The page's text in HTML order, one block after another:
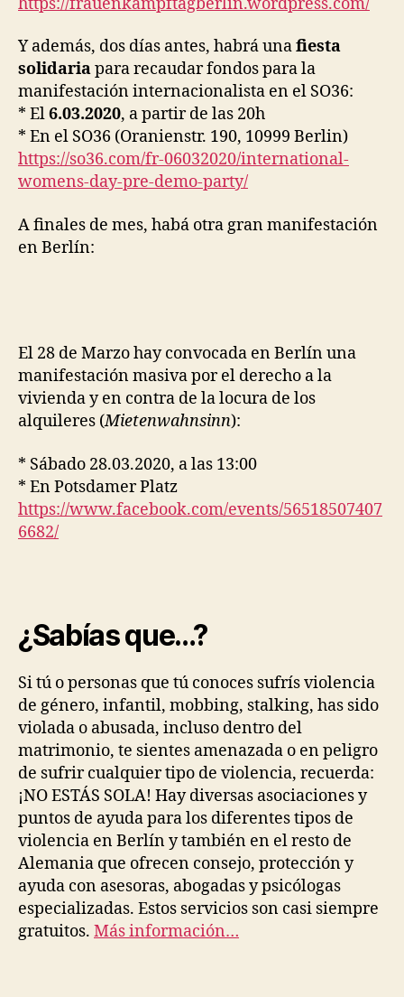
Y además, dos días antes, habrá unafiesta
solidariapara recaudar fondos para la
manifestación internacionalista en el SO36:
* El6.03.2020, a partir de las 20h
* En el SO36 (Oranienstr. 190, 10999 Berlin)
https://so36.com/fr-06032020/international-
womens-day-pre-demo-party/
A finales de mes, habá otra gran manifestación
en Berlín:
El 28 de Marzo hay convocada en Berlín una
manifestación masiva por el derecho a la
vivienda y en contra de la locura de los
alquileres (Mietenwahnsinn):
* Sábado 28.03.2020, a las 13:00
* En Potsdamer Platz
https://www.facebook.com/events/56518507407
6682/
¿Sabías que…?
Si tú o personas que tú conoces sufrís violencia
de género, infantil, mobbing, stalking, has sido
violada o abusada, incluso dentro del
matrimonio, te sientes amenazada o en peligro
de sufrir cualquier tipo de violencia, recuerda:
¡NO ESTÁS SOLA! Hay diversas asociaciones y
puntos de ayuda para los diferentes tipos de
violencia en Berlín y también en el resto de
Alemania que ofrecen consejo, protección y
ayuda con asesoras, abogadas y psicólogas
especializadas. Estos servicios son casi siempre
gratuitos. Más información…